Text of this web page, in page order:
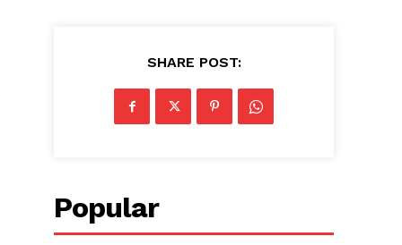
SHARE POST:
Popular